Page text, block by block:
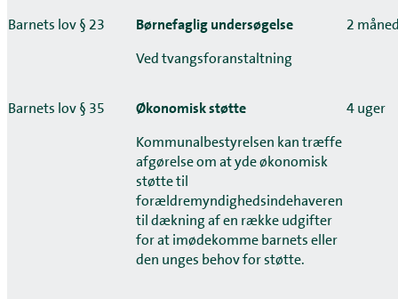
Barnets lov § 23
Børnefaglig undersøgelse
Ved tvangsforanstaltning
2
Barnets lov § 35
Økonomisk støtte
Kommunalbestyrelsen kan træffe
afgørelse om at yde økonomisk
støtte til
forældremyndighedsindehaveren
til dækning af en række udgifter
for at imødekomme barnets eller
den unges behov for støtte.
4 uger